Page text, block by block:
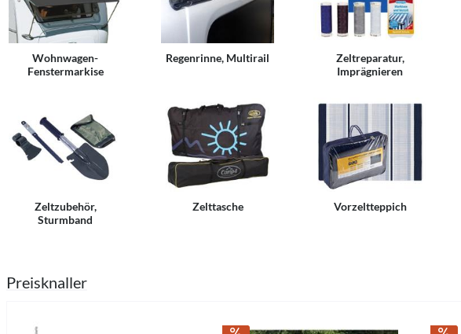
Wohnwagen-
Fenstermarkise
Regenrinne, Multirail
Zeltreparatur,
Imprägnieren
Zeltzubehör,
Sturmband
Zelttasche Vorzeltteppich
Preisknaller